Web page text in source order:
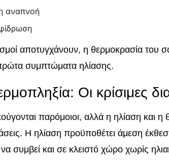
αναπνοή
αποτυγχάνουν, η θερμοκρασία του
πρώτα συμπτώματα ηλίασης.
Οι κρίσιμες
παρόμοιοι, αλλά η ηλίαση και η
Η ηλίαση προϋποθέτει άμεση
συμβεί και σε κλειστό χώρο χωρίς